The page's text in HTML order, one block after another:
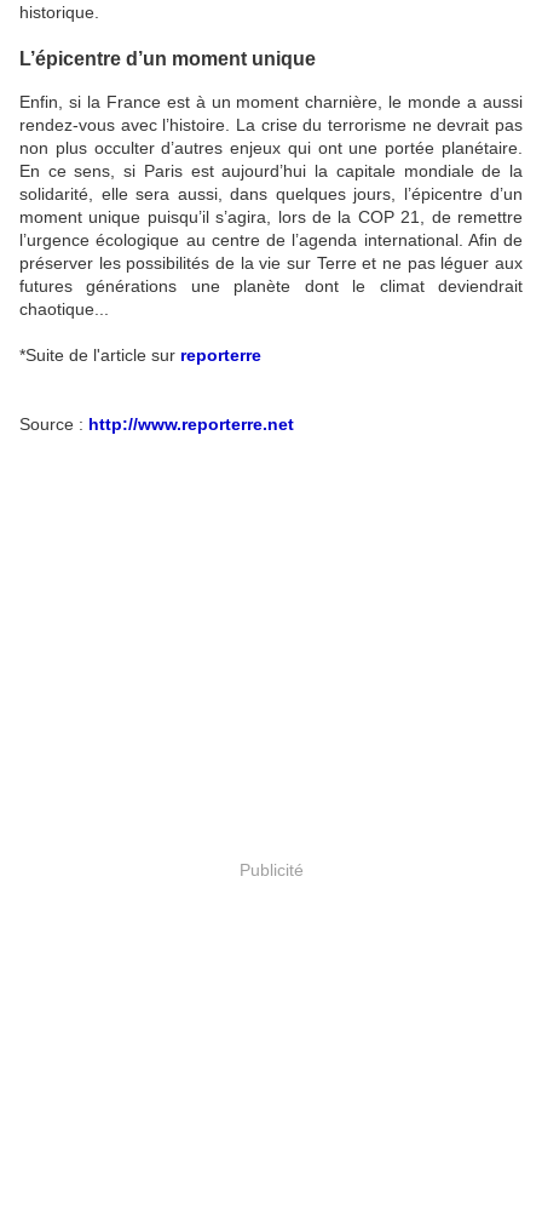
historique.
L’épicentre d’un moment unique
Enfin, si la France est à un moment charnière, le monde a aussi
rendez-vous avec l’histoire. La crise du terrorisme ne devrait pas
non plus occulter d’autres enjeux qui ont une portée planétaire.
En ce sens, si Paris est aujourd’hui la capitale mondiale de la
solidarité, elle sera aussi, dans quelques jours, l’épicentre d’un
moment unique puisqu’il s’agira, lors de la COP21, de remettre
l’urgence écologique au centre de l’agenda international. Afin de
préserver les possibilités de la vie sur Terre et ne pas léguer aux
futures générations une planète dont le climat deviendrait
chaotique...
*Suite de l'article sur reporterre
Source : http://www.reporterre.net
Publicité